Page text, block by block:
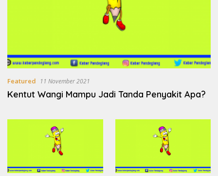
Featured 11 November 2021
Kentut Wangi Mampu Jadi Tanda Penyakit Apa?